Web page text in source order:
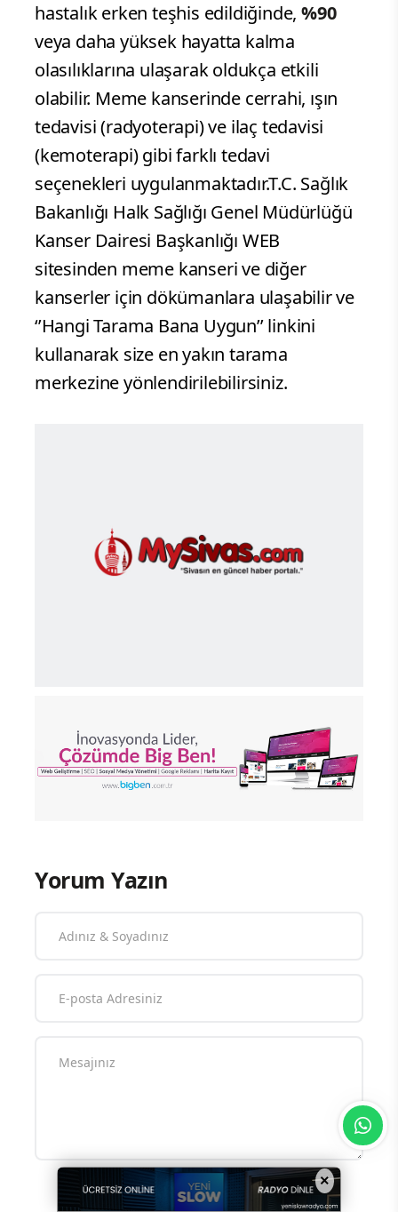
hastalık erken teşhis edildiğinde, %90
veya daha yüksek hayatta kalma
olasılıklarına ulaşarak oldukça etkili
olabilir. Meme kanserinde cerrahi, ışın
tedavisi (radyoterapi) ve ilaç tedavisi
(kemoterapi) gibi farklı tedavi
seçenekleri uygulanmaktadır.T.C. Sağlık
Bakanlığı Halk Sağlığı Genel Müdürlüğü
Kanser Dairesi Başkanlığı WEB
sitesinden meme kanseri ve diğer
kanserler için dökümanlara ulaşabilir ve
‘’Hangi Tarama Bana Uygun’’ linkini
kullanarak size en yakın tarama
merkezine yönlendirilebilirsiniz.
Yorum Yazın
×